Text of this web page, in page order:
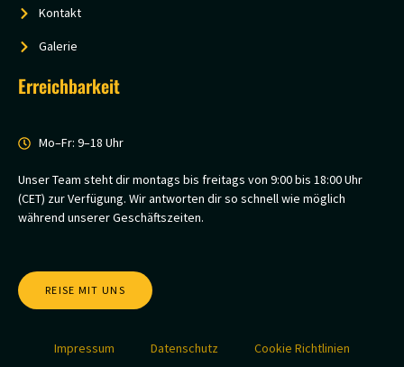
Kontakt
Galerie
Erreichbarkeit
Mo–Fr: 9–18 Uhr
Unser Team steht dir montags bis freitags von 9:00 bis 18:00 Uhr
(CET) zur Verfügung. Wir antworten dir so schnell wie möglich
während unserer Geschäftszeiten.
REISE MIT UNS
Impressum Datenschutz Cookie Richtlinien